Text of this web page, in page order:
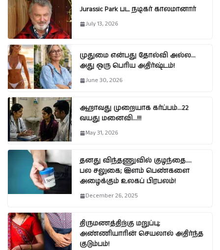
Jurassic Park பட நடிகர் காலமானார்
July 13, 2026
முதுமை என்பது தோல்வி அல்ல…
அது ஒரு பெரிய அதிர்ஷ்டம்!
June 30, 2026
ஆறாவது முறையாக கர்ப்பம்…22
வயது மனைவி…!!!
May 31, 2026
தனது விந்தணுவில் குழந்தை….
பல சலுகை; இளம் பெண்களை
அழைக்கும் உலகப் பிரபலம்!
December 26, 2025
திருமணத்திற்கு மறுப்பு;
அண்ணியாரின் செயலால் அதிர்ந்த
குடும்பம்!